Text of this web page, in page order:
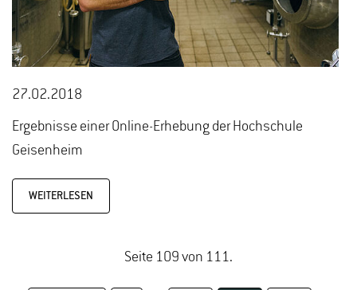
27.02.2018
Ergebnisse einer Online-Erhebung der Hochschule
Geisenheim
WEITERLESEN
Seite 109 von 111.